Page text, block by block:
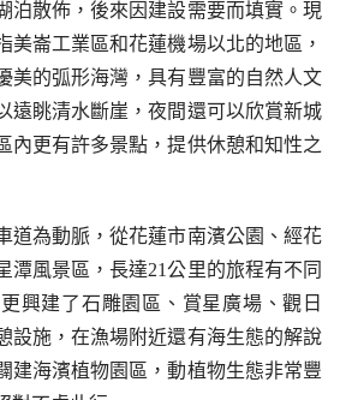
泊散佈，後來因建設需要而填實。現
美崙工業區和花蓮機場以北的地區，
美的弧形海灣，具有豐富的自然人文
遠眺清水斷崖，夜間還可以欣賞新城
內更有許多景點，提供休憩和知性之
道為動脈，從花蓮市南濱公園、經花
潭風景區，長達21公里的旅程有不同
興建了石雕園區、賞星廣場、觀日
設施，在漁場附近還有海生態的解說
建海濱植物園區，動植物生態非常豐